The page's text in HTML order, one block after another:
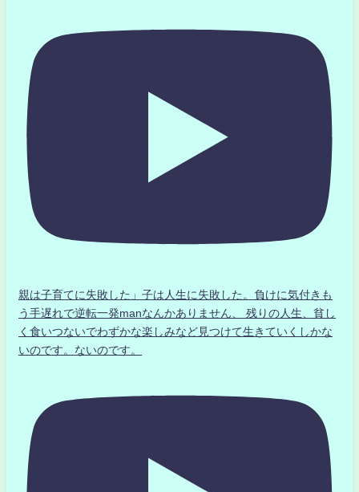
親は子育てに失敗した」子は人生に失敗した。負けに気付きも
う手遅れで逆転一発manなんかありません、 残りの人生、貧し
く食いつないでわずかな楽しみなど見つけて生きていくしかな
いのです。ないのです。